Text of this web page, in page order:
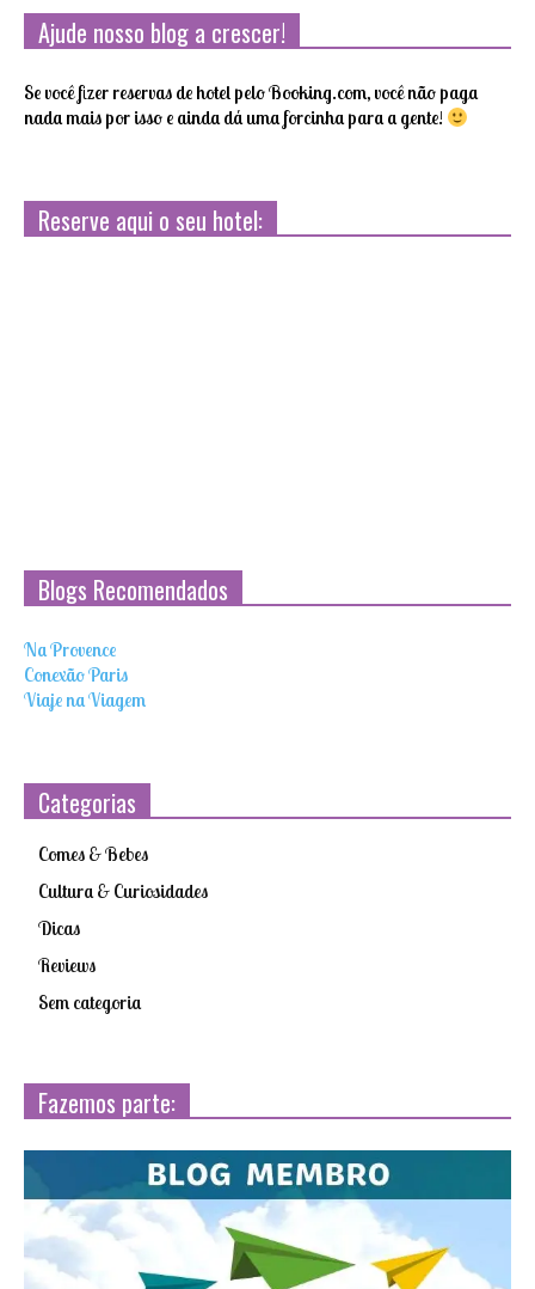
Ajude nosso blog a crescer!
Se você fizer reservas de hotel pelo Booking.com, você não paga
nada mais por isso e ainda dá uma forcinha para a gente!
Reserve aqui o seu hotel:
Blogs Recomendados
Na Provence
Conexão Paris
Viaje na Viagem
Categorias
Comes & Bebes
Cultura & Curiosidades
Dicas
Reviews
Sem categoria
Fazemos parte: